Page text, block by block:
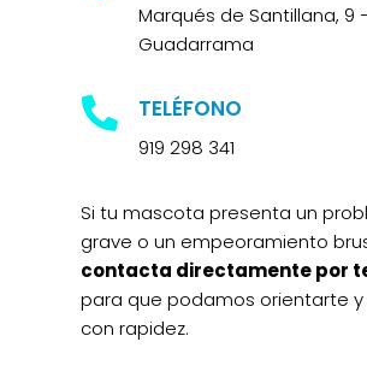
Marqués de Santillana, 9
Guadarrama
 TELÉFONO
919 298 341
Si tu mascota presenta un
grave o un empeoramiento
contacta directamente por
para que podamos orientarte
con rapidez.